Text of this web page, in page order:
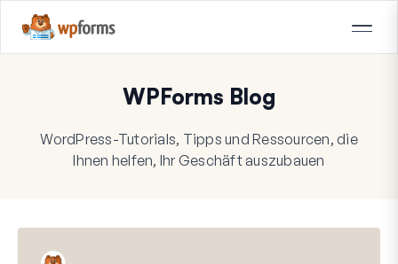
WPForms Blog
WordPress-Tutorials, Tipps und Ressourcen, die
Ihnen helfen, Ihr Geschäft auszubauen